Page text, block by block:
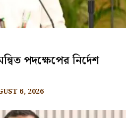
পদক্ষেপের নির্দেশ
6, 2026